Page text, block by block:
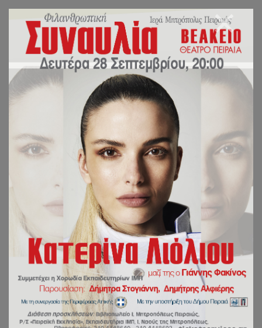
Επικοινωνία